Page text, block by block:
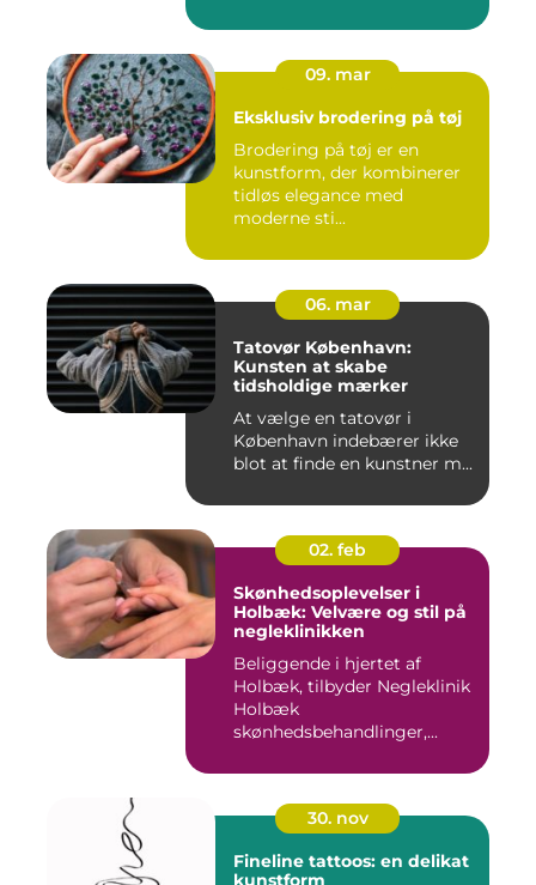
09. mar
Eksklusiv brodering på tøj
Brodering på tøj er en
kunstform, der kombinerer
tidløs elegance med
moderne sti...
06. mar
Tatovør København:
Kunsten at skabe
tidsholdige mærker
At vælge en tatovør i
København indebærer ikke
blot at finde en kunstner m...
02. feb
Skønhedsoplevelser i
Holbæk: Velvære og stil på
negleklinikken
Beliggende i hjertet af
Holbæk, tilbyder Negleklinik
Holbæk
skønhedsbehandlinger,...
30. nov
Fineline tattoos: en delikat
kunstform